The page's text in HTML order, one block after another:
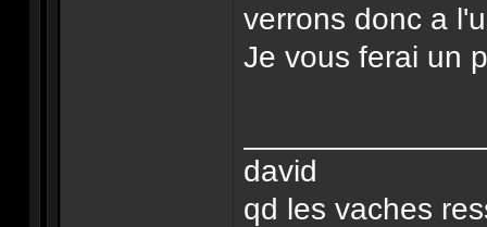
verrons donc a
Je vous ferai un
david
qd les vaches